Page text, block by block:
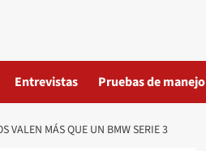
Entrevistas Pruebas de manejo
VALEN MÁS QUE UN BMW SERIE 3